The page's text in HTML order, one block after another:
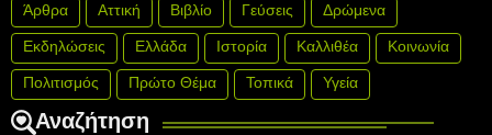
Άρθρα Αττική Βιβλίο Γεύσεις Δρώμενα
Εκδηλώσεις Ελλάδα Ιστορία Καλλιθέα Κοινωνία
Πολιτισμός Πρώτο Θέμα Τοπικά Υγεία
Αναζήτηση